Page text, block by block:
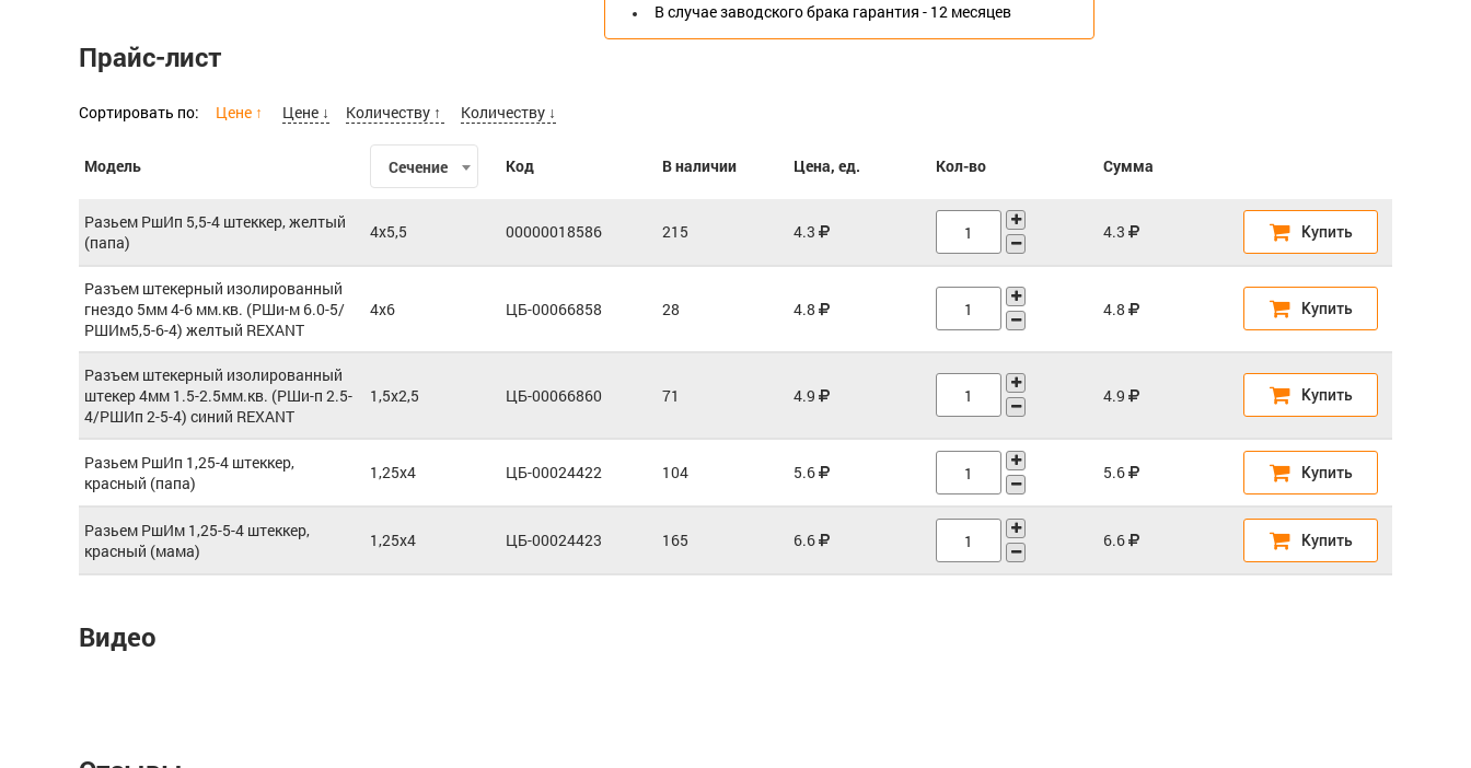
В случае заводского брака гарантия - 12 месяцев
Прайс-лист
Сортировать по: Цене ↑ Цене ↓ Количеству ↑ Количеству ↓
Модель Сечение Код В наличии Цена, ед. Кол-во Сумма
Разьем РшИп 5,5-4 штеккер, желтый
(папа)
4x5,5 00000018586 215 4.3
Разъем штекерный изолированный
гнездо 5мм 4-6 мм.кв. (РШи-м 6.0-5/
РШИм5,5-6-4) желтый REXANT
4x6 ЦБ-00066858 28 4.8
Разъем штекерный изолированный
штекер 4мм 1.5-2.5мм.кв. (РШи-п 2.5-
4/РШИп 2-5-4) синий REXANT
1,5x2,5 ЦБ-00066860 71 4.9
Разьем РшИп 1,25-4 штеккер,
красный (папа)
1,25x4 ЦБ-00024422 104 5.6
Разьем РшИм 1,25-5-4 штеккер,
красный (мама)
1,25x4 ЦБ-00024423 165 6.6
Видео